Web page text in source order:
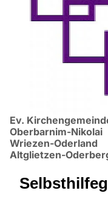
Ev.
Oberbarnim-Nikolai
Wriezen-Oderland
Altglietzen-